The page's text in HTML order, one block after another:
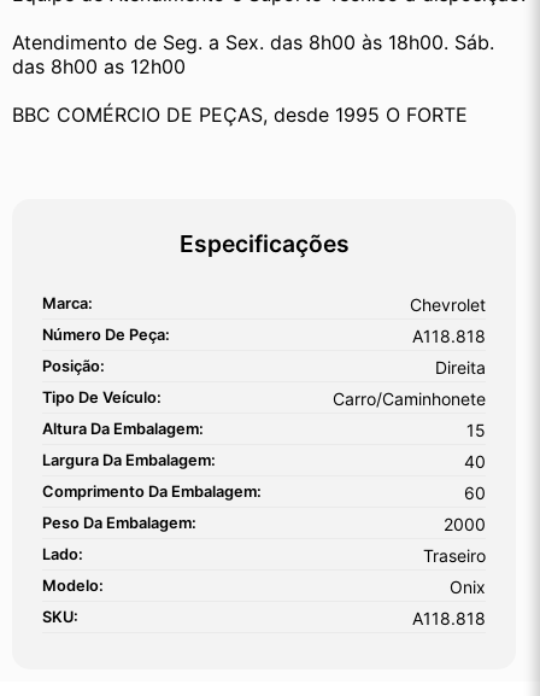
Atendimento de Seg. a Sex. das 8h00 às 18h00. Sáb.
das 8h00 as 12h00
BBC COMÉRCIO DE PEÇAS, desde 1995 O FORTE
Especificações
Marca: Chevrolet
Número De Peça: A118.818
Posição: Direita
Tipo De Veículo: Carro/Caminhonete
Altura Da Embalagem: 15
Largura Da Embalagem: 40
Comprimento Da Embalagem: 60
Peso Da Embalagem: 2000
Lado: Traseiro
Modelo: Onix
SKU: A118.818